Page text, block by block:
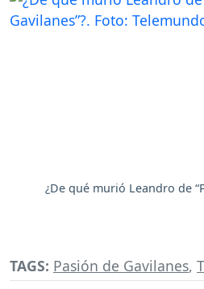
¿De qué murió Leandro de
TAGS: Pasión de Gavilanes,